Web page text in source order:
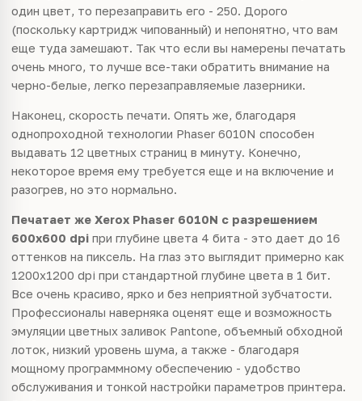
один цвет, то перезаправить его - 250. Дорого
(поскольку картридж чипованный) и непонятно, что вам
еще туда замешают. Так что если вы намерены печатать
очень много, то лучше все-таки обратить внимание на
черно-белые, легко перезаправляемые лазерники.
Наконец, скорость печати. Опять же, благодаря
однопроходной технологии Phaser 6010N способен
выдавать 12 цветных страниц в минуту. Конечно,
некоторое время ему требуется еще и на включение и
разогрев, но это нормально.
Печатает же Хеrох Phaser 6010N с разрешением
600x600 dpi при глубине цвета 4 бита - это дает до 16
оттенков на пиксель. На глаз это выглядит примерно как
1200x1200 dpi при стандартной глубине цвета в 1 бит.
Все очень красиво, ярко и без неприятной зубчатости.
Профессионалы наверняка оценят еще и возможность
эмуляции цветных заливок Раntone, объемный обходной
лоток, низкий уровень шума, а также - благодаря
мощному программному обеспечению - удобство
обслуживания и тонкой настройки параметров принтера.